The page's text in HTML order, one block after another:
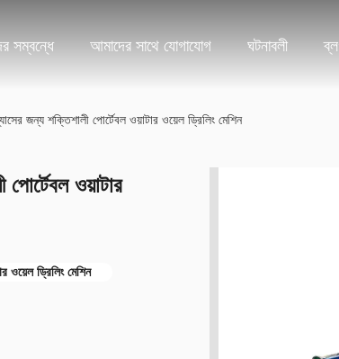
সম্বন্ধে আমাদের সাথে যোগাযোগ ঘটনাবলী
জন্য শক্তিশালী পোর্টেবল ওয়াটার ওয়েল ড্রিলিং মেশিন
ওয়াটার
ওয়েল ড্রিলিং মেশিন